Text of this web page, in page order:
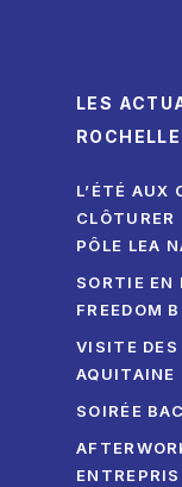
LES
L’ÉTÉ AUX
PÔLE LEA
SORTIE EN
FREEDOM
VISITE DES
AQUITAINE
SOIRÉE